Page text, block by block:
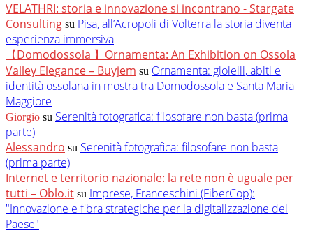
VELATHRI: storia e innovazione si incontrano - Stargate
Consulting su Pisa, all’Acropoli di Volterra la storia diventa
esperienza immersiva
【Domodossola 】Ornamenta: An Exhibition on Ossola
Valley Elegance – Buyjem su Ornamenta: gioielli, abiti e
identità ossolana in mostra tra Domodossola e Santa Maria
Maggiore
Giorgio su Serenità fotografica: filosofare non basta (prima
parte)
Alessandro su Serenità fotografica: filosofare non basta
(prima parte)
Internet e territorio nazionale: la rete non è uguale per
tutti – Oblo.it su Imprese, Franceschini (FiberCop):
"Innovazione e fibra strategiche per la digitalizzazione del
Paese"